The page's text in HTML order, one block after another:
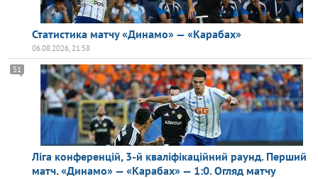
Статистика матчу «Динамо» — «Карабах»
06.08.2026, 21:58
Ліга конференцій, 3-й кваліфікаційний раунд. Перший
матч. «Динамо» — «Карабах» — 1:0. Огляд матчу
51